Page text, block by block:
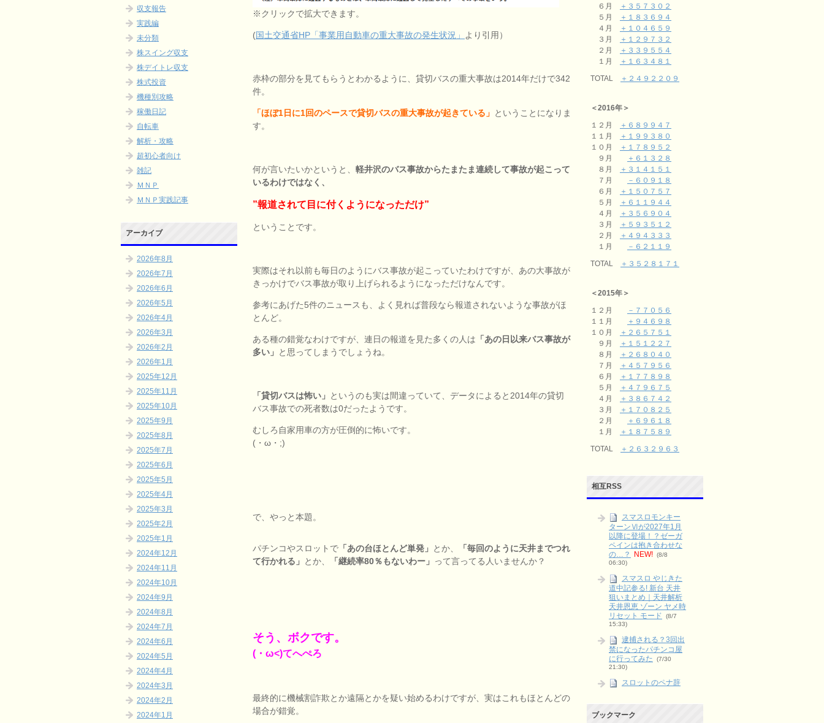
※クリックで拡大できます。
(国土交通省HP「事業用自動車の重大事故の発生状況」 より引用）
赤枠の部分を見てもらうとわかるように、貸切バスの重大事故は2014年だけで342
件。
「ほぼ1日に1回のペースで貸切バスの重大事故が起きている」 ということになりま
す。
何が言いたいかというと、軽井沢のバス事故からたまたま連続して事故が起こって
いるわけではなく、
”報道されて目に付くようになっただけ”
ということです。
実際はそれ以前も毎日のようにバス事故が起こっていたわけですが、あの大事故が
きっかけでバス事故が取り上げられるようになっただけなんです。
参考にあげた5件のニュースも、よく見れば普段なら報道されないような事故がほ
とんど。
ある種の錯覚なわけですが、連日の報道を見た多くの人は 「あの日以来バス事故が
多い」 と思ってしまうでしょうね。
「貸切バスは怖い」 というのも実は間違っていて、データによると2014年の貸切
バス事故での死者数は0だったようです。
むしろ自家用車の方が圧倒的に怖いです。
(・ω・;)
で、やっと本題。
パチンコやスロットで 「あの台ほとんど単発」 とか、
「毎回のように天井までつれ
て行かれる」 とか、 「継続率80％もないわー」 って言ってる人いませんか？
そう、ボクです。
(・ω<)てへぺろ
最終的に機械割詐欺とか遠隔とかを疑い始めるわけですが、実はこれもほとんどの
場合が錯覚。
収支報告
実践編
未分類
株スイング収支
株デイトレ収支
株式投資
機種別攻略
稼働日記
自転車
解析・攻略
超初心者向け
雑記
ＭＮＰ
ＭＮＰ実践記事
アーカイブ
2026年8月
2026年7月
2026年6月
2026年5月
2026年4月
2026年3月
2026年2月
2026年1月
2025年12月
2025年11月
2025年10月
2025年9月
2025年8月
2025年7月
2025年6月
2025年5月
2025年4月
2025年3月
2025年2月
2025年1月
2024年12月
2024年11月
2024年10月
2024年9月
2024年8月
2024年7月
2024年6月
2024年5月
2024年4月
2024年3月
2024年2月
2024年1月
６月
＋３５７３０２
５月
＋１８３６９４
４月
＋１０４６５９
３月
＋１２９７３２
２月
＋３３９５５４
１月
＋１６３４８１
TOTAL
＋２４９２２０９
＜2016年＞
１２月
＋６８９９４７
１１月
＋１９９３８０
１０月
＋１７８９５２
９月
＋６１３２８
８月
＋３１４１５１
７月
－６０９１８
６月
＋１５０７５７
５月
＋６１１９４４
４月
＋３５６９０４
３月
＋５９３５１２
２月
＋４９４３３３
１月
－６２１１９
TOTAL
＋３５２８１７１
＜2015年＞
１２月
－７７０５６
１１月
＋９４６９８
１０月
＋２６５７５１
９月
＋１５１２２７
８月
＋２６８０４０
７月
＋４５７９５６
６月
＋１７７８９８
５月
＋４７９６７５
４月
＋３８６７４２
３月
＋１７０８２５
２月
＋６９６１８
１月
＋１８７５８９
TOTAL
＋２６３２９６３
相互RSS
スマスロモンキー
ターンⅥが2027年1月
以降に登場！？ゼーガ
ペインは抱き合わせな
の…？
NEW! (8/8
06:30)
スマスロ やじきた
道中記参る! 新台 天井
狙いまとめ｜天井解析
天井恩恵 ゾーン ヤメ時
リセット モード
(8/7
15:33)
逮捕される？3回出
禁になったパチンコ屋
に行ってみた
(7/30
21:30)
スロットのペナ辞
ーンで整理
ブックマーク